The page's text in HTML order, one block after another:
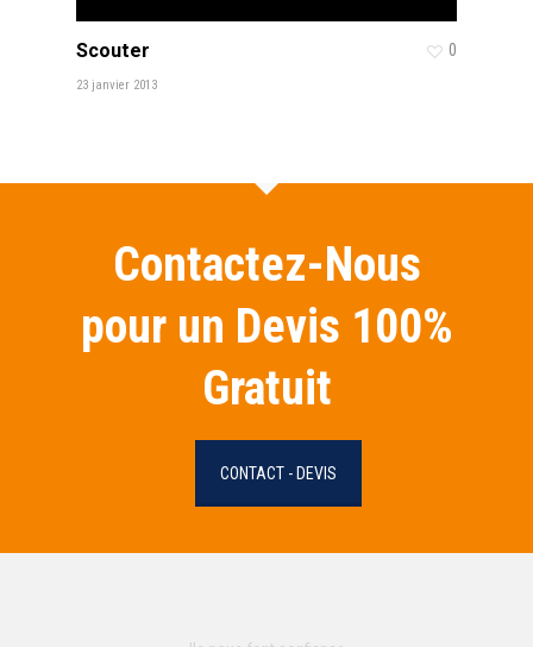
Scouter
23 janvier 2013
0
Contactez-Nous
pour un Devis 100%
Gratuit
CONTACT - DEVIS